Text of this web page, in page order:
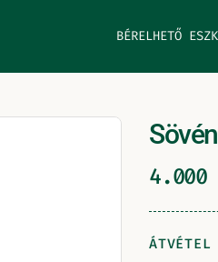
BÉRELHETŐ
4.000
ÁTVÉTEL